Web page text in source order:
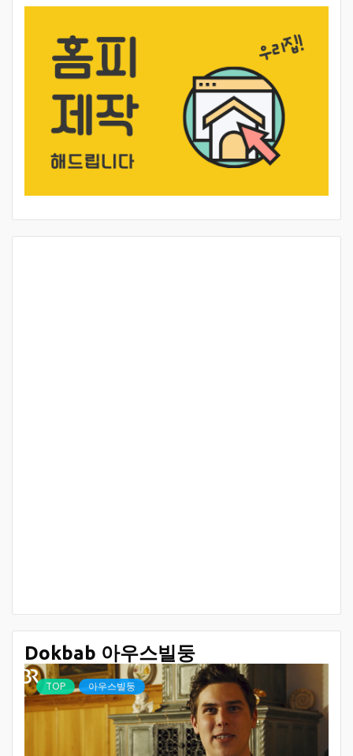
Dokbab 아우스빌둥
TOP 아우스빌둥